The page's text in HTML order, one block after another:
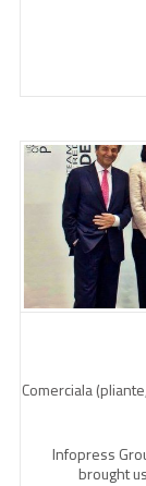
Comerciala
Infopress
brought